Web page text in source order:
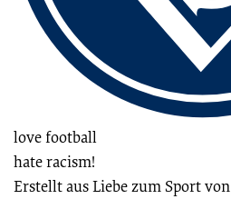
love football
hate racism!
Erstellt aus Liebe zum Sport von